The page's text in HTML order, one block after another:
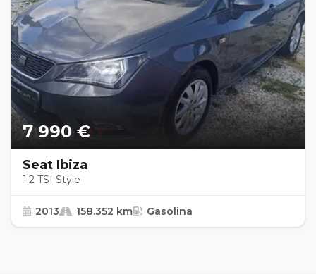
7 990 €
Seat Ibiza
1.2 TSI Style
2013 158.352 km Gasolina